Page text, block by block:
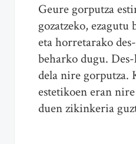
Geure gorputza
gozatzeko, ezagutu
eta horretarako
beharko dugu.
dela nire gorputza.
estetikoen eran
duen zikinkeria